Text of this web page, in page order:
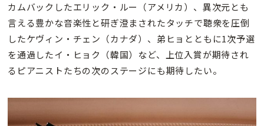
カムバックしたエリック・ルー（アメリカ）、異次元とも
言える豊かな音楽性と研ぎ澄まされたタッチで聴衆を圧倒
したケヴィン・チェン（カナダ）、弟ヒョとともに1次予選
を通過したイ・ヒョク（韓国）など、上位入賞が期待され
るピアニストたちの次のステージにも期待したい。